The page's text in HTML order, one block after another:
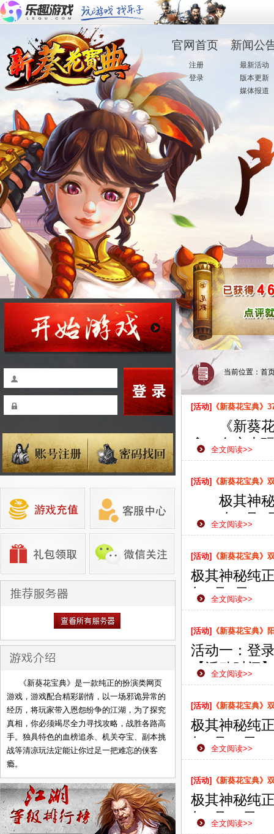
官网首页 新闻公
注册
·登录
最新活动
版本更新
媒体报道
《新葵花宝典》是一款纯正的扮演类网页
游戏，游戏配合精彩剧情，以一场邪诡异常的
经历，将玩家带入恩怨纷争的江湖，为了探究
真相，你必须竭尽全力寻找攻略，战胜各路高
手。独具特色的血榜追杀、机关夺宝、副本挑
战等清凉玩法定能让你过足一把难忘的侠客
瘾。
当前位置： 首
[活动] 《新葵花宝典》
《新葵花
念，在广大
为了给广大
展了此次数
全文阅读>>
[活动] 《新葵花宝典》
极其神秘
2019年3月
略这款网页
的武侠之路
全文阅读>>
[活动] 《新葵花宝典》
极其神秘纯
年3月1日
款网页游戏
侠之路更加
全文阅读>>
[活动] 《新葵花宝典》
活动一：登
【活动时间
【活动范围
【活动内容
即可获赠珍
【活动奖励
全文阅读>>
[活动] 《新葵花宝典》
极其神秘纯
年2月26日
款网页游戏
侠之路更加
全文阅读>>
[活动] 《新葵花宝典》
极其神秘纯
年2月22日
全文阅读>>